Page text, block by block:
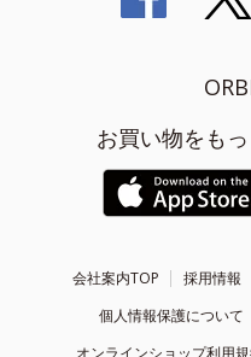
お買い物をも
会社案内TOP 採用情報
個人情報保護について